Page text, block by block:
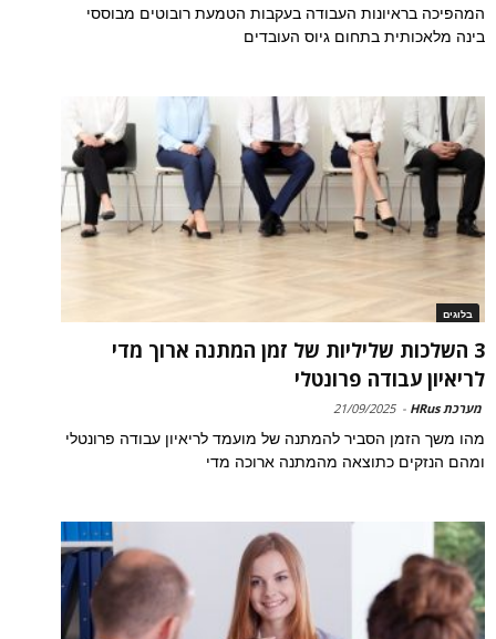
המהפיכה בראיונות העבודה בעקבות הטמעת רובוטים מבוססי
בינה מלאכותית בתחום גיוס העובדים
בלוגים
3 השלכות שליליות של זמן המתנה ארוך מדי
לריאיון עבודה פרונטלי
מערכת HRus -
21/09/2025
מהו משך הזמן הסביר להמתנה של מועמד לריאיון עבודה פרונטלי
ומהם הנזקים כתוצאה מהמתנה ארוכה מדי